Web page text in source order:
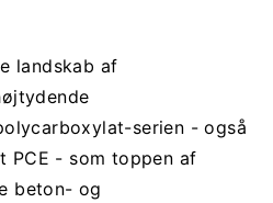
landskab af
serien - også
PCE - som toppen af
beton- og